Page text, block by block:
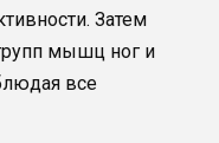
Затем
мышц ног и
все